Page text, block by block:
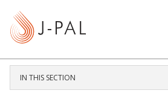
IN THIS SECTION